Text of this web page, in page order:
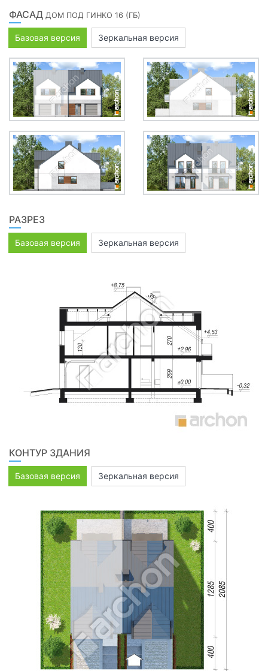
ФАСАД ДОМ ПОД ГИНКО 16 (ГБ)
Базовая версия Зеркальная версия
РАЗРЕЗ
Базовая версия Зеркальная версия
КОНТУР ЗДАНИЯ
Базовая версия Зеркальная версия